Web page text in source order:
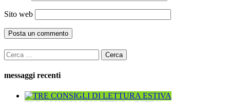
Sito web
Ricerca
per:
messaggi recenti